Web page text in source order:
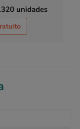
unidades